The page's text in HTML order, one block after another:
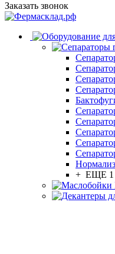
Заказать звонок
+ ЕЩЕ 1